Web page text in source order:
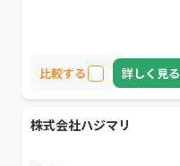
比較する 詳しく見る
株式会社ハジマリ